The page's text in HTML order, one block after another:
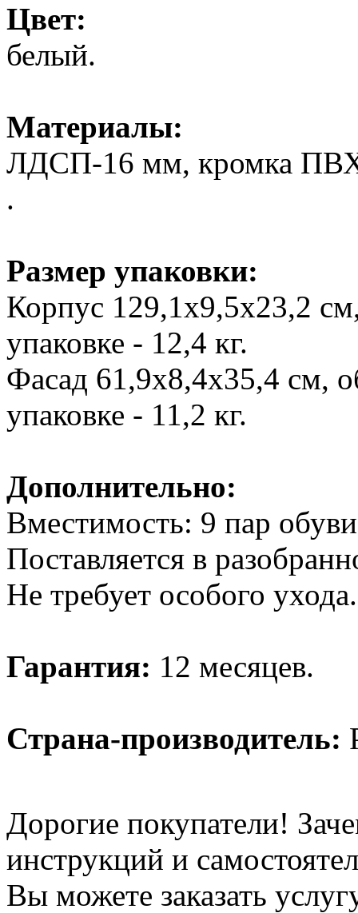
Цвет:
белый.
Материалы:
ЛДСП-16 мм, кромка
.
Размер упаковки:
Корпус 129,1х9,5х23,2
упаковке - 12,4 кг.
Фасад 61,9х8,4х35,4 см,
упаковке - 11,2 кг.
Дополнительно:
Вместимость: 9 пар
Поставляется в
Не требует особого ухода.
Гарантия: 12 месяцев.
Страна-производитель:
Дорогие покупатели!
инструкций и
Вы можете заказать